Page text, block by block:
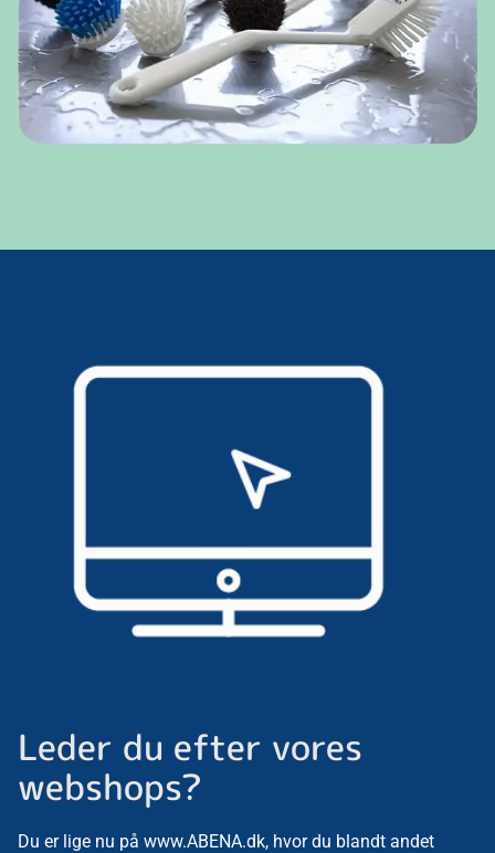
Leder du efter vores
webshops?
Du er lige nu på www.ABENA.dk, hvor du blandt andet